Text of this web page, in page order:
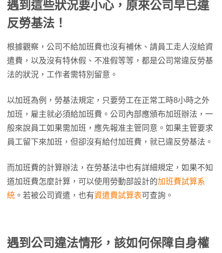
遇到這些狀況要小心，原來公司早已違
反勞基法！
根據觀察，公司不給加班費也沒有補休、請員工走人沒給資
遣費，以及沒有特休假、不准假等等，都是公司常違反勞基
法的狀況，工作者需特別留意。
以加班為例，勞基法規定，只要勞工在正常工時8小時之外
加班，雇主就必須給加班費。公司內部應頒布加班辦法，一
般來說員工如果需加班，應先報准主管同意。如果主管要求
員工留下來加班，但卻沒有給付加班費，就已違反勞基法。
而加班費的計算辦法，在勞基法中也有詳細規定，如果不知
道加班費怎麼計算，可以使用勞動部設計的加班費試算系
統 。若被公司資遣，也有資遣費試算表可查詢。
遇到公司違法情形，該如何保障自身權